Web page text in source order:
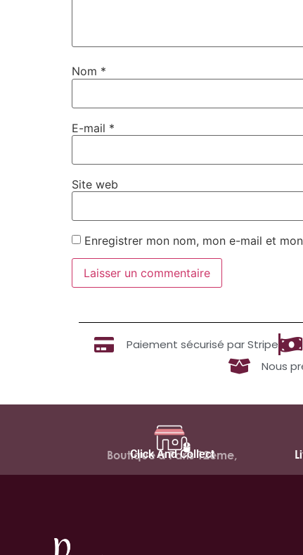
Nom *
E-mail *
Site web
Enregistrer mon nom, mon e-mail et
Paiement sécurisé par Stripe
Nous
Click And Collect
Boutique à Paris 12ème,